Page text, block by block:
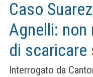
Caso
Agnelli: non
di scaricare
Interrogato da